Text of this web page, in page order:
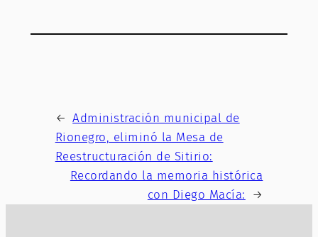
← Administración municipal de
Rionegro, eliminó la Mesa de
Reestructuración de Sitirio:
Recordando la memoria histórica
con Diego Macía:
→